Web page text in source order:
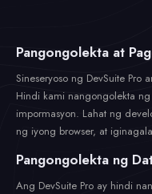
Pangongolekta at
Sineseryoso ng DevSuite
Hindi kami nangongolekta
impormasyon. Lahat ng
ng iyong browser, at
Pangongolekta ng
Ang DevSuite Pro ay hindi